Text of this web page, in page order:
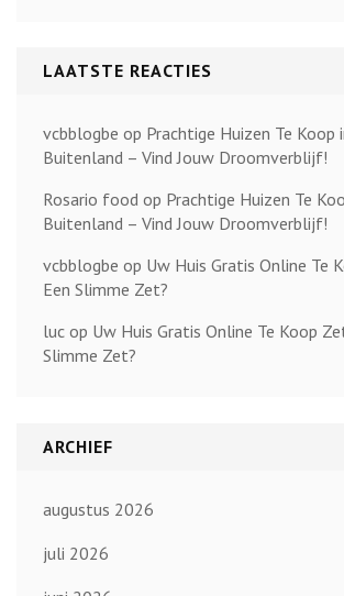
LAATSTE REACTIES
vcbblogbe op Prachtige Huizen Te Koop
Buitenland – Vind Jouw Droomverblijf!
Rosario food op Prachtige Huizen Te
Buitenland – Vind Jouw Droomverblijf!
vcbblogbe op Uw Huis Gratis Online Te
Een Slimme Zet?
luc op Uw Huis Gratis Online Te Koop
Slimme Zet?
ARCHIEF
augustus 2026
juli 2026